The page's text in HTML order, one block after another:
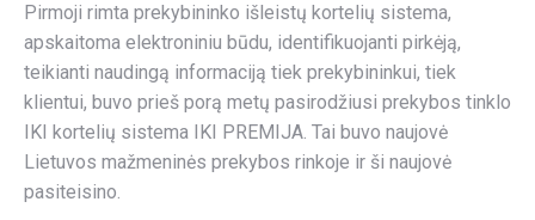
Pirmoji rimta prekybininko išleistų kortelių sistema,
apskaitoma elektroniniu būdu, identifikuojanti pirkėją,
teikianti naudingą informaciją tiek prekybininkui, tiek
klientui, buvo prieš porą metų pasirodžiusi prekybos tinklo
IKI kortelių sistema IKI PREMIJA. Tai buvo naujovė
Lietuvos mažmeninės prekybos rinkoje ir ši naujovė
pasiteisino.